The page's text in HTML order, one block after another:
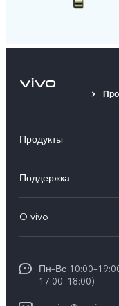
Продукты
V50 Lite
Y29
Поддержка
Funtouch OS
Сервисные центры
IMEI аутентификация
O vivo
Пресс Центр
Карьера в vivo
Пн–Вс
17:00–18:00)